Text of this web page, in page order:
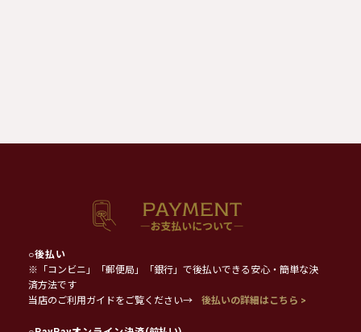
○後払い
※「コンビニ」「郵便局」「銀行」で後払いできる安心・簡単な決
済方法です
当店のご利用ガイドをご覧ください→
後払いの詳細はこちら >